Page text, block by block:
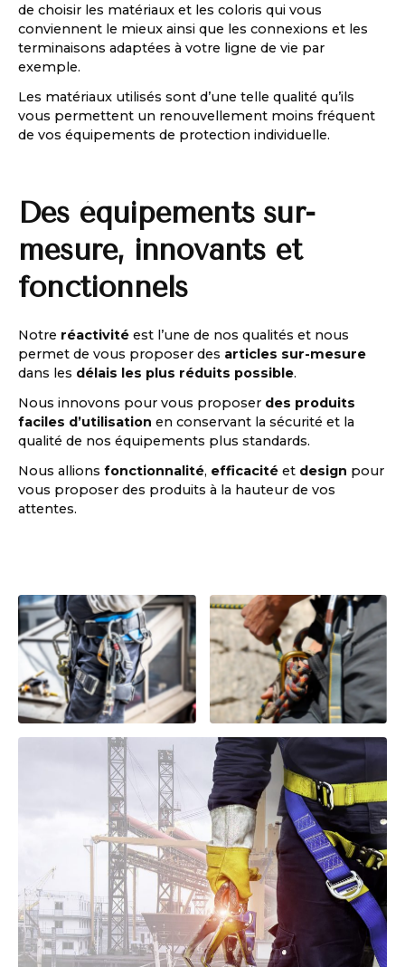
de choisir les matériaux et les coloris qui vous
conviennent le mieux ainsi que les connexions et les
terminaisons adaptées à votre ligne de vie par
exemple.
Les matériaux utilisés sont d’une telle qualité qu’ils
vous permettent un renouvellement moins fréquent
de vos équipements de protection individuelle.
Des équipements sur-
mesure, innovants et
fonctionnels
Notre réactivité est l’une de nos qualités et nous
permet de vous proposer des articles sur-mesure
dans les délais les plus réduits possible.
Nous innovons pour vous proposer des produits
faciles d’utilisation en conservant la sécurité et la
qualité de nos équipements plus standards.
Nous allions fonctionnalité, efficacité et design pour
vous proposer des produits à la hauteur de vos
attentes.